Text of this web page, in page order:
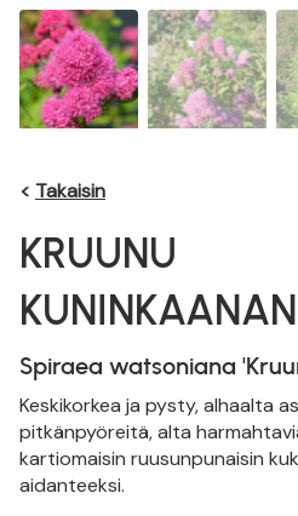
< Takaisin
KRUUNU
Spiraea watsoniana
Keskikorkea ja pysty, alhaalta
pitkänpyöreitä, alta
kartiomaisin ruusunpunaisin
aidanteeksi.